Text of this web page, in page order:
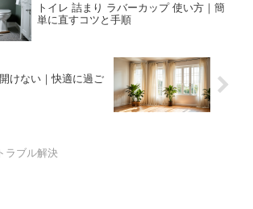
トイレ 詰まり ラバーカップ 使い方｜簡
単に直すコツと手順
けない｜快適に過ご
トラブル解決